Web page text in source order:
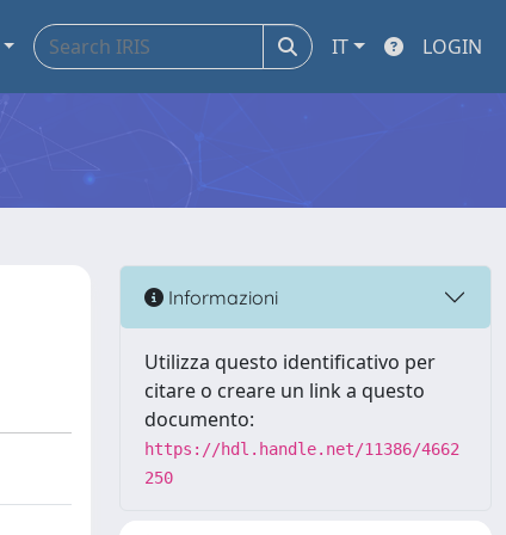
IT LOGIN
Informazioni
Utilizza questo identificativo per
citare o creare un link a questo
documento:
https://hdl.handle.net/11386/4662
250